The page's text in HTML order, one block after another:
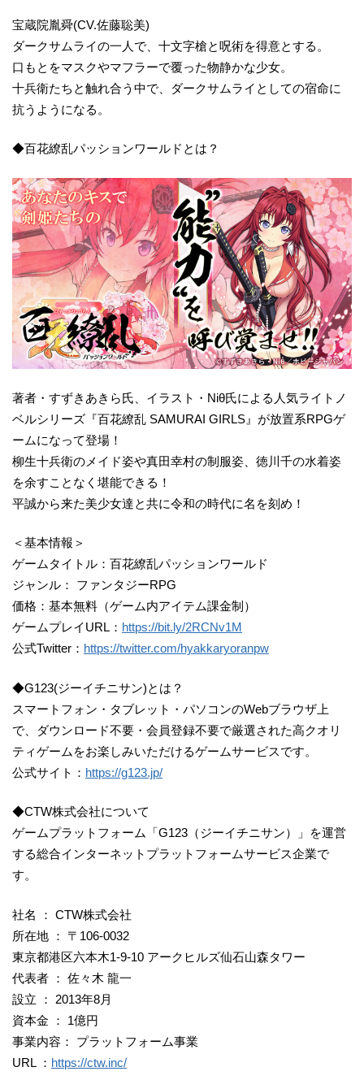
宝蔵院胤舜(CV.佐藤聡美)
ダークサムライの一人で、十文字槍と呪術を得意とする。
口もとをマスクやマフラーで覆った物静かな少女。
十兵衛たちと触れ合う中で、ダークサムライとしての宿命に
抗うようになる。
◆百花繚乱パッションワールドとは？
著者・すずきあきら氏、イラスト・Niθ氏による人気ライトノ
ベルシリーズ『百花繚乱 SAMURAI GIRLS』が放置系RPGゲ
ームになって登場！
柳生十兵衛のメイド姿や真田幸村の制服姿、徳川千の水着姿
を余すことなく堪能できる！
平誠から来た美少女達と共に令和の時代に名を刻め！
＜基本情報＞
ゲームタイトル：百花繚乱パッションワールド
ジャンル： ファンタジーRPG
価格：基本無料（ゲーム内アイテム課金制）
ゲームプレイURL： https://bit.ly/2RCNv1M
公式Twitter： https://twitter.com/hyakkaryoranpw
◆G123(ジーイチニサン)とは？
スマートフォン・タブレット・パソコンのWebブラウザ上
で、ダウンロード不要・会員登録不要で厳選された高クオリ
ティゲームをお楽しみいただけるゲームサービスです。
公式サイト： https://g123.jp/
◆CTW株式会社について
ゲームプラットフォーム「G123（ジーイチニサン）」を運営
する総合インターネットプラットフォームサービス企業で
す。
社名 ： CTW株式会社
所在地 ： 〒106-0032
東京都港区六本木1-9-10 アークヒルズ仙石山森タワー
代表者 ： 佐々木 龍一
設立 ： 2013年8月
資本金 ： 1億円
事業内容： プラットフォーム事業
URL ： https://ctw.inc/